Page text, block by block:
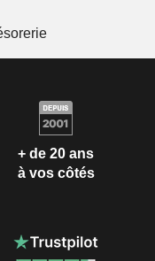
+ de 20 ans
à vos côtés